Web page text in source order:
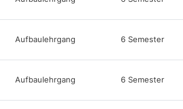
Aufbaulehrgang 6 Semester
Aufbaulehrgang 6 Semester